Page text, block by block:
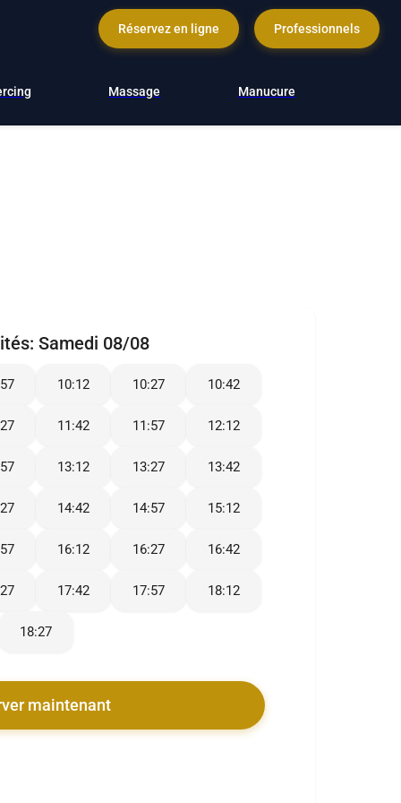
Réservez en ligne Professionnels
Massage Manucure
Samedi 08/08
10:12 10:27 10:42
11:42 11:57 12:12
13:12 13:27 13:42
14:42 14:57 15:12
16:12 16:27 16:42
17:42 17:57 18:12
18:27
maintenant